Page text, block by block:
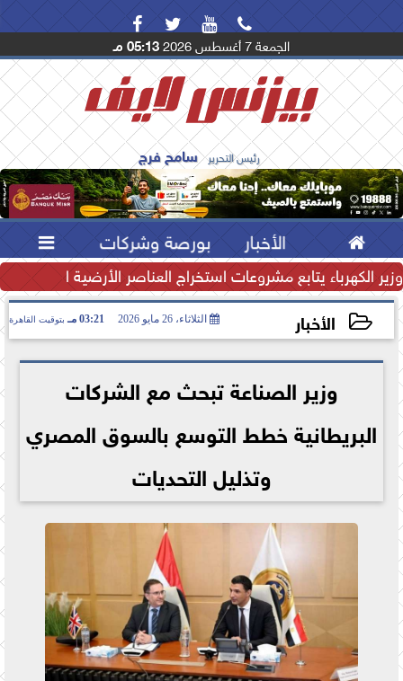
   
الجمعة 7 أغسطس 2026 05:13 مـ
رئيس التحرير سامح فرج
 الأخبار بورصة وشركات 
النقدي يرتفع إلى...
وزير الكهرباء يتابع مشروعات استخراج العناصر الأرضية النادرة
الأخبار الثلاثاء، 26 مايو 2026 03:21 مـ بتوقيت القاهرة
2026-05-26 15:21:59
وزير الصناعة تبحث مع الشركات
البريطانية خطط التوسع بالسوق المصري
وتذليل التحديات